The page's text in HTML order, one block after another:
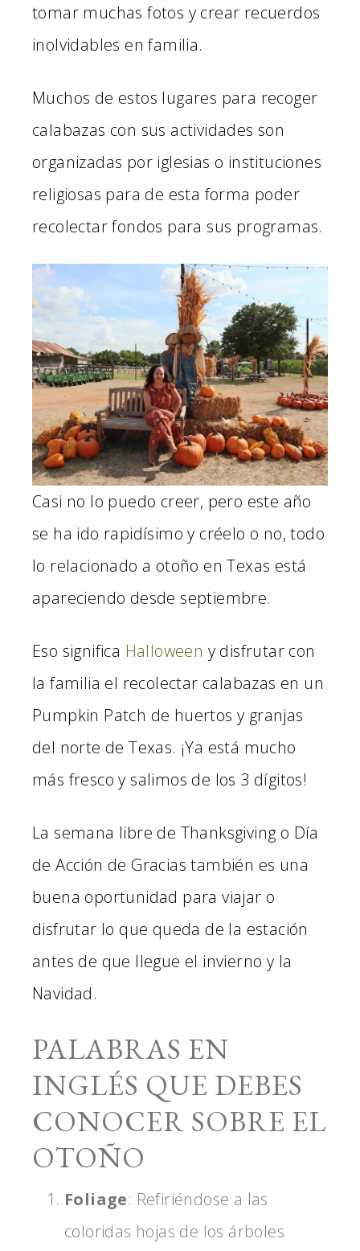
tomar muchas fotos y crear recuerdos
inolvidables en familia.
Muchos de estos lugares para recoger
calabazas con sus actividades son
organizadas por iglesias o instituciones
religiosas para de esta forma poder
recolectar fondos para sus programas.
Casi no lo puedo creer, pero este año
se ha ido rapidísimo y créelo o no, todo
lo relacionado a otoño en Texas está
apareciendo desde septiembre.
Eso significa Halloween y disfrutar con
la familia el recolectar calabazas en un
Pumpkin Patch de huertos y granjas
del norte de Texas. ¡Ya está mucho
más fresco y salimos de los 3 dígitos!
La semana libre de Thanksgiving o Día
de Acción de Gracias también es una
buena oportunidad para viajar o
disfrutar lo que queda de la estación
antes de que llegue el invierno y la
Navidad.
PALABRAS EN
INGLÉS QUE DEBES
CONOCER SOBRE EL
OTOÑO
Foliage: Refiriéndose a las
coloridas hojas de los árboles